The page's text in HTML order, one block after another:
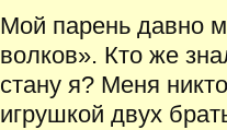
Мой парень давно
волков». Кто же
стану я? Меня
игрушкой двух